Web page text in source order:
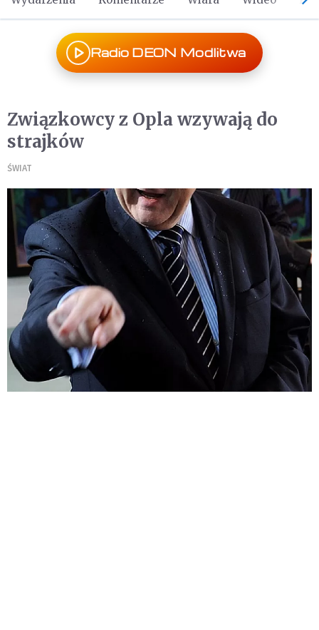
Radio DEON Modlitwa
Związkowcy z Opla wzywają do
strajków
ŚWIAT